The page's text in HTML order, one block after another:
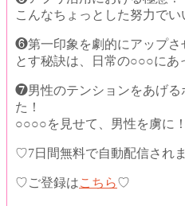
こんなちょっとした努力でい
❻第一印象を劇的にアップさ
とす秘訣は、日常の○○○にあ
❼男性のテンションをあげる
た！
○○○○を見せて、男性を虜に！
♡7日間無料で自動配信され
♡ご登録はこちら♡